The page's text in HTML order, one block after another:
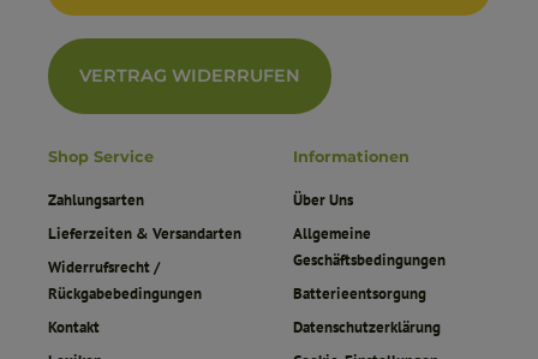
VERTRAG WIDERRUFEN
Shop Service
Zahlungsarten
Lieferzeiten & Versandarten
Widerrufsrecht /
Rückgabebedingungen
Kontakt
Informationen
Über Uns
Allgemeine
Geschäftsbedingungen
Batterieentsorgung
Datenschutzerklärung